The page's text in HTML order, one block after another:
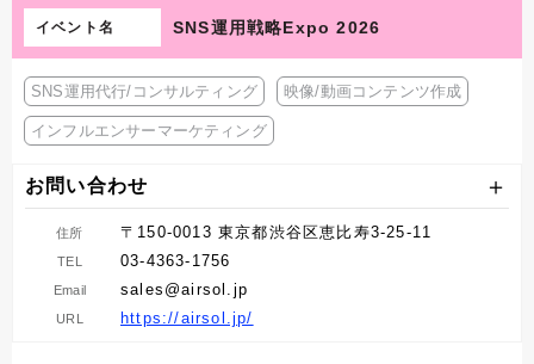
イベント名 SNS運用戦略Expo 2026
SNS運用代行/コンサルティング 映像/動画コンテンツ作成
インフルエンサーマーケティング
お問い合わせ
住所 〒150-0013 東京都渋谷区恵比寿3-25-11
TEL 03-4363-1756
Email sales@airsol.jp
URL https://airsol.jp/